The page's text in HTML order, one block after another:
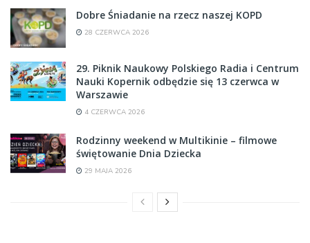
Dobre Śniadanie na rzecz naszej KOPD
28 CZERWCA 2026
29. Piknik Naukowy Polskiego Radia i Centrum
Nauki Kopernik odbędzie się 13 czerwca w
Warszawie
4 CZERWCA 2026
Rodzinny weekend w Multikinie – filmowe
świętowanie Dnia Dziecka
29 MAJA 2026